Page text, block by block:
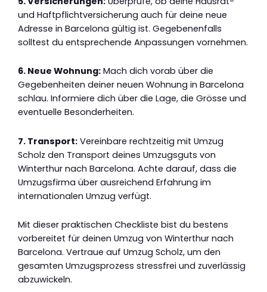
und Haftpflichtversicherung auch für deine neue
Adresse in Barcelona gültig ist. Gegebenenfalls
solltest du entsprechende Anpassungen vornehmen.
6. Neue Wohnung: Mach dich vorab über die
Gegebenheiten deiner neuen Wohnung in Barcelona
schlau. Informiere dich über die Lage, die Grösse und
eventuelle Besonderheiten.
7. Transport: Vereinbare rechtzeitig mit Umzug
Scholz den Transport deines Umzugsguts von
Winterthur nach Barcelona. Achte darauf, dass die
Umzugsfirma über ausreichend Erfahrung im
internationalen Umzug verfügt.
Mit dieser praktischen Checkliste bist du bestens
vorbereitet für deinen Umzug von Winterthur nach
Barcelona. Vertraue auf Umzug Scholz, um den
gesamten Umzugsprozess stressfrei und zuverlässig
abzuwickeln.